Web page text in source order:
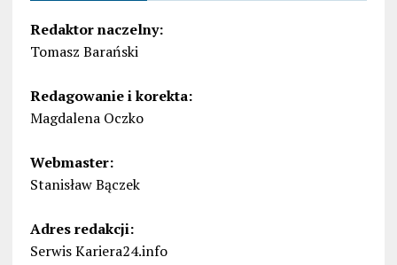
Redaktor naczelny:
Tomasz Barański
Redagowanie i korekta:
Magdalena Oczko
Webmaster:
Stanisław Bączek
Adres redakcji:
Serwis Kariera24.info